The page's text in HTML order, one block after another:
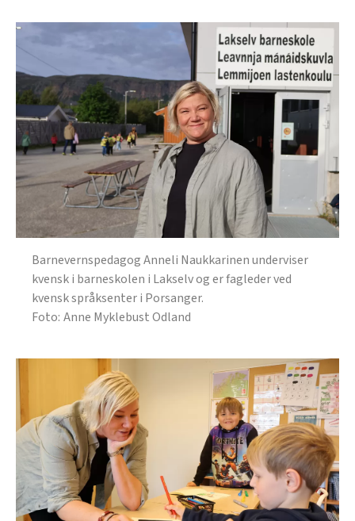
Barnevernspedagog Anneli Naukkarinen underviser
kvensk i barneskolen i Lakselv og er fagleder ved
kvensk språksenter i Porsanger.
Anne Myklebust Odland